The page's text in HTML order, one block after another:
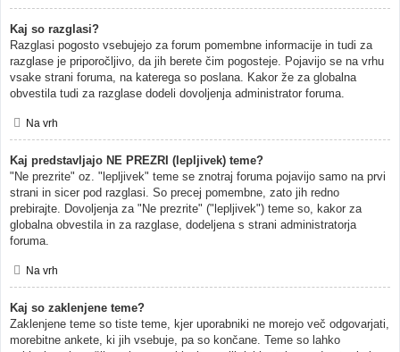
Kaj so razglasi?
Razglasi pogosto vsebujejo za forum pomembne informacije in tudi za
razglase je priporočljivo, da jih berete čim pogosteje. Pojavijo se na vrhu
vsake strani foruma, na katerega so poslana. Kakor že za globalna
obvestila tudi za razglase dodeli dovoljenja administrator foruma.
Na vrh
Kaj predstavljajo NE PREZRI (lepljivek) teme?
"Ne prezrite" oz. "lepljivek" teme se znotraj foruma pojavijo samo na prvi
strani in sicer pod razglasi. So precej pomembne, zato jih redno
prebirajte. Dovoljenja za "Ne prezrite" ("lepljivek") teme so, kakor za
globalna obvestila in za razglase, dodeljena s strani administratorja
foruma.
Na vrh
Kaj so zaklenjene teme?
Zaklenjene teme so tiste teme, kjer uporabniki ne morejo več odgovarjati,
morebitne ankete, ki jih vsebuje, pa so končane. Teme so lahko